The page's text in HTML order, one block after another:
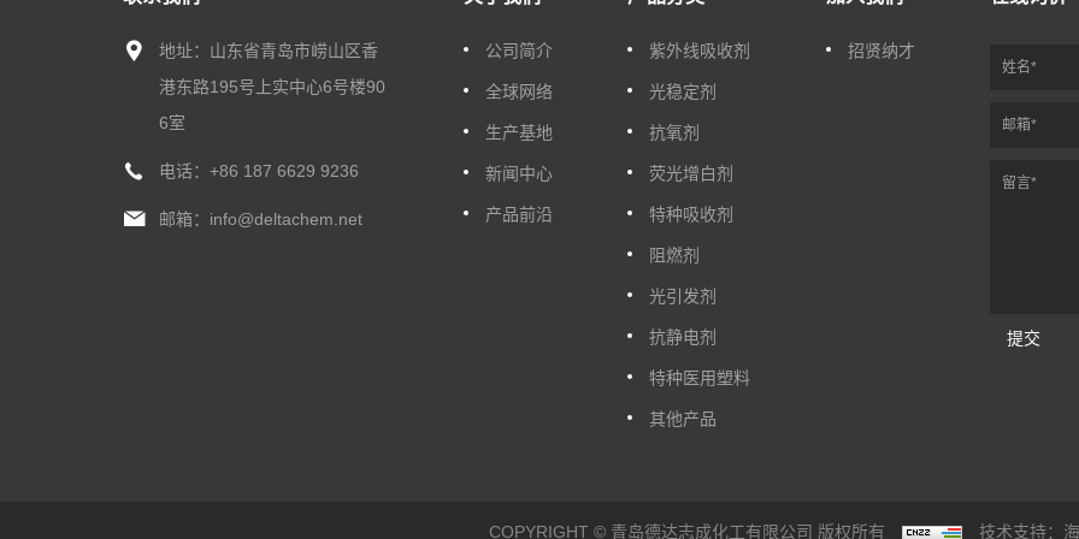
地址：山东省青岛市崂山区香
港东路195号上实中心6号楼90
6室
电话： +86 187 6629 9236
邮箱： info@deltachem.net
公司简介
全球网络
生产基地
新闻中心
产品前沿
紫外线吸收剂
光稳定剂
抗氧剂
荧光增白剂
特种吸收剂
阻燃剂
光引发剂
抗静电剂
特种医用塑料
其他产品
招贤纳才
提交
COPYRIGHT © 青岛德达志成化工有限公司 版权所有 技术支持：